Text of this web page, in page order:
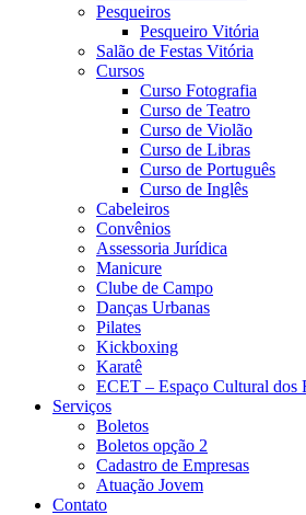
Pesqueiros
Pesqueiro Vitória
Salão de Festas Vitória
Cursos
Curso Fotografia
Curso de Teatro
Curso de Violão
Curso de Libras
Curso de Português
Curso de Inglês
Cabeleiros
Convênios
Assessoria Jurídica
Manicure
Clube de Campo
Danças Urbanas
Pilates
Kickboxing
Karatê
ECET – Espaço Cultural dos
Serviços
Boletos
Boletos opção 2
Cadastro de Empresas
Atuação Jovem
Contato